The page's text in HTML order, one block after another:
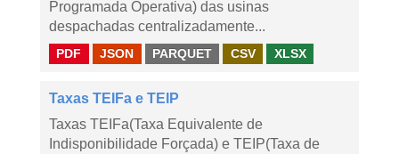
Programada Operativa) das usinas
despachadas centralizadamente...
PDF JSON PARQUET CSV XLSX
Taxas TEIFa e TEIP
Taxas TEIFa(Taxa Equivalente de
Indisponibilidade Forçada) e TEIP(Taxa de